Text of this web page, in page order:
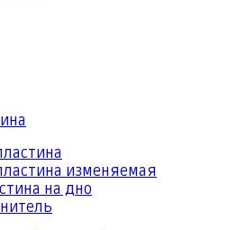
изменяемая
на дно